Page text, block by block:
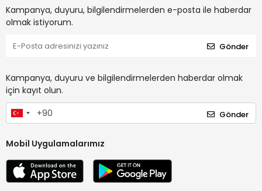
Kampanya, duyuru, bilgilendirmelerden e-posta ile haberdar
olmak istiyorum.
Gönder
Kampanya, duyuru ve bilgilendirmelerden haberdar olmak
için kayıt olun.
Gönder
Mobil Uygulamalarımız